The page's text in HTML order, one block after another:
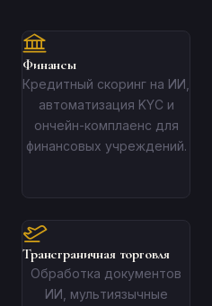
Финансы
Кредитный скоринг на ИИ,
автоматизация KYC и
ончейн-комплаенс для
финансовых учреждений.
Трансграничная торговля
Обработка документов
ИИ, мультиязычные